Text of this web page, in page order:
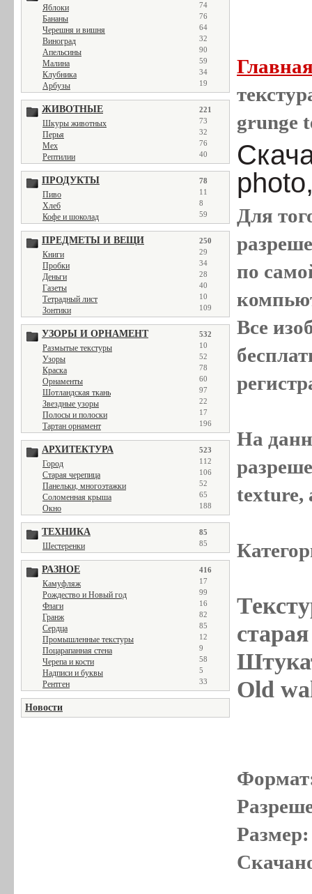
Яблоки 74
Бананы 76
Черешня и вишня 64
Виноград 32
Апельсины 90
Малина 59
Клубника 34
Арбузы 19
ЖИВОТНЫЕ 221
Шкуры животных 73
Перья 32
Мех 76
Рептилии 40
ПРОДУКТЫ 78
Пиво 11
Хлеб 8
Кофе и шоколад 59
ПРЕДМЕТЫ И ВЕЩИ 250
Книги 29
Пробки 34
Деньги 28
Газеты 40
Тетрадный лист 10
Зонтики 109
УЗОРЫ И ОРНАМЕНТ 532
Размытые текстуры 10
Узоры 52
Краска 78
Орнаменты 60
Шотландская ткань 97
Звездные узоры 22
Полосы и полоски 17
Тартан орнамент 196
АРХИТЕКТУРА 523
Город 112
Старая черепица 106
Панельки, многоэтажки 52
Соломенная крыша 65
Окно 188
ТЕХНИКА 85
Шестеренки 85
РАЗНОЕ 416
Камуфляж 17
Рождество и Новый год 99
Флаги 16
Гранж 82
Сердца 85
Промышленные текстуры 12
Поцарапанная стена 9
Черепа и кости 58
Надписи и буквы 5
Рентген 33
Новости
grunge
Для
по
Все
На
texture,
Old